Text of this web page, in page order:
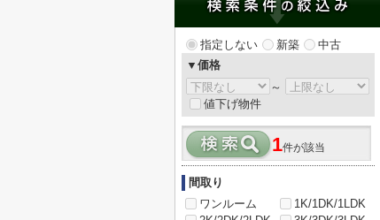
指定しない 新築
中古
▼価格
～
値下げ物件
1件が該当
間取り
ワンルーム
1K/1DK/1LDK